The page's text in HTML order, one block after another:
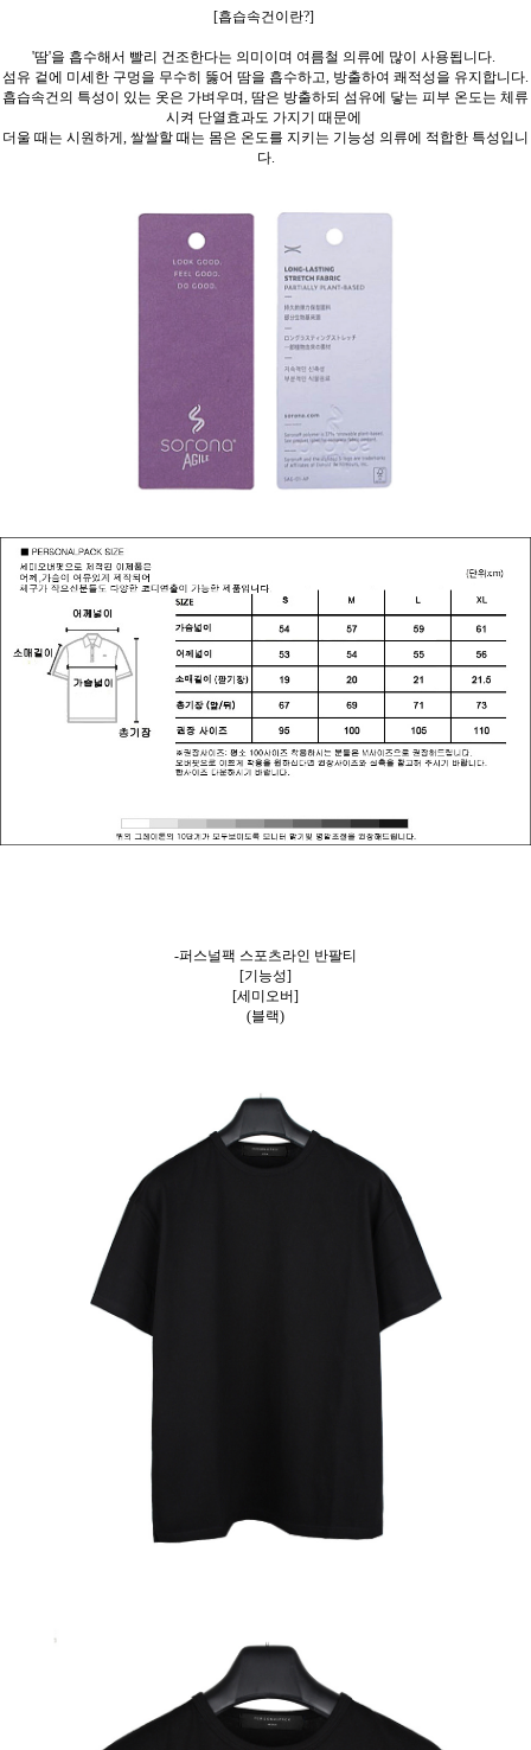
[흡습속건이란?]
'땀'을 흡수해서 빨리 건조한다는 의미이며 여름철 의류에 많이 사용됩니다.
섬유 겉에 미세한 구멍을 무수히 뚫어 땀을 흡수하고, 방출하여 쾌적성을 유지합니다.
흡습속건의 특성이 있는 옷은 가벼우며, 땀은 방출하되 섬유에 닿는 피부 온도는 체류
시켜 단열효과도 가지기 때문에
더울 때는 시원하게, 쌀쌀할 때는 몸은 온도를 지키는 기능성 의류에 적합한 특성입니
다.
-퍼스널팩 스포츠라인 반팔티
[기능성]
[세미오버]
(블랙)